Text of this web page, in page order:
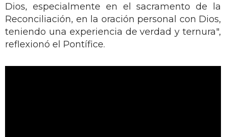
Dios, especialmente en el sacramento de la
Reconciliación, en la oración personal con Dios,
teniendo una experiencia de verdad y ternura",
reflexionó el Pontífice.